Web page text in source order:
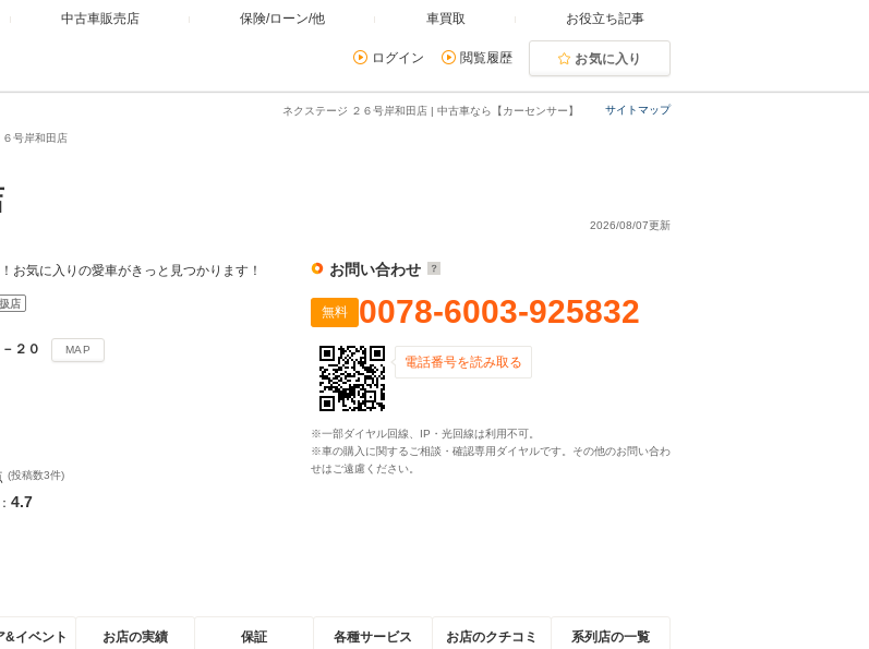
中古車販売店 保険/ローン/他 車買取 お役立ち記事
ログイン 閲覧履歴 お気に入り
サイトマップ
ネクステージ ２６号岸和田店 | 中古車なら【カーセンサー】
号岸和田店
2026/08/07更新
お気に入りの愛車がきっと見つかります！
店
２０ MAP
(投稿数3件)
4.7
お問い合わせ
無料 0078-6003-925832
電話番号を読み取る
※一部ダイヤル回線、IP・光回線は利用不可。
※車の購入に関するご相談・確認専用ダイヤルです。その他のお問い合わ
せはご遠慮ください。
&イベント お店の実績 保証 各種サービス お店のクチコミ 系列店の一覧